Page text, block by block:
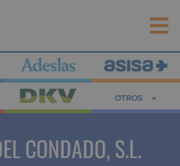
OTROS
CONDADO, S.L.